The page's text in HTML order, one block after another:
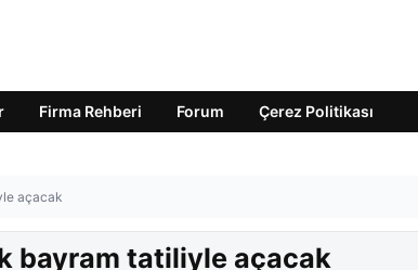
Firma Rehberi Forum Çerez Politikası
açacak
bayram tatiliyle açacak